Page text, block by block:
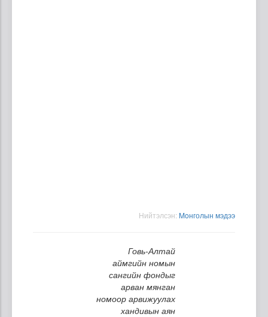
Нийтэлсэн: Moнголын мэдээ
Говь-Алтай
аймгийн номын
сангийн фондыг
арван мянган
номоор арвижуулах
хандивын аян